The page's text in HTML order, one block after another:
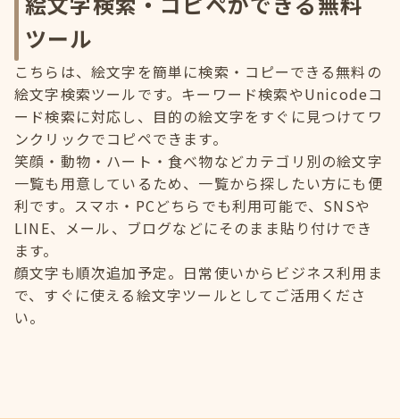
ツール
こちらは、絵文字を簡単に検索・コピーできる無料の
絵文字検索ツールです。キーワード検索やUnicodeコ
ード検索に対応し、目的の絵文字をすぐに見つけてワ
ンクリックでコピペできます。
笑顔・動物・ハート・食べ物などカテゴリ別の絵文字
一覧も用意しているため、一覧から探したい方にも便
利です。スマホ・PCどちらでも利用可能で、SNSや
LINE、メール、ブログなどにそのまま貼り付けでき
ます。
顔文字も順次追加予定。日常使いからビジネス利用ま
で、すぐに使える絵文字ツールとしてご活用くださ
い。